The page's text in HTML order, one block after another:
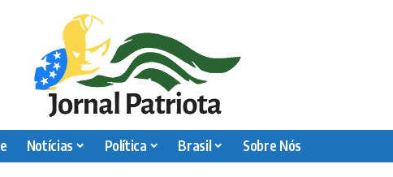
Notícias Política Brasil Sobre Nós